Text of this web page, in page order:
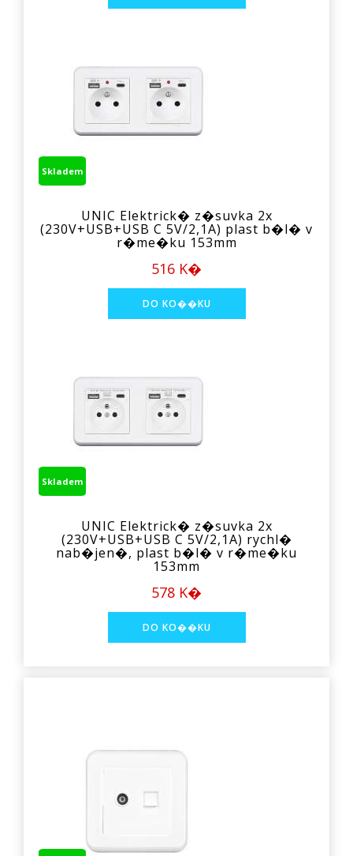
Skladem
UNIC Elektrick� z�suvka 2x
(230V+USB+USB C 5V/2,1A) plast b�l� v
r�me�ku 153mm
516 K�
Skladem
UNIC Elektrick� z�suvka 2x
(230V+USB+USB C 5V/2,1A) rychl�
nab�jen�, plast b�l� v r�me�ku
153mm
578 K�